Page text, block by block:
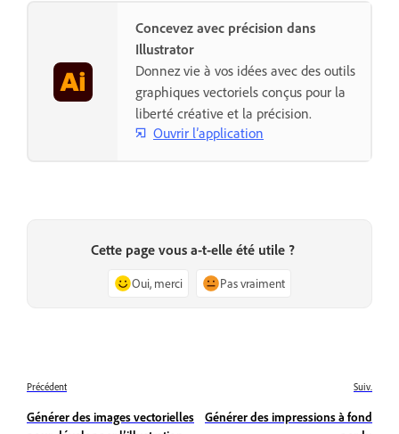
Concevez avec précision dans
Illustrator
Donnez vie à vos idées avec des outils
graphiques vectoriels conçus pour la
liberté créative et la précision.
Ouvrir l’application
Cette page vous a-t-elle été utile ?
Oui, merci Pas vraiment
Précédent
Générer des images vectorielles
Suiv.
Générer des impressions à fond